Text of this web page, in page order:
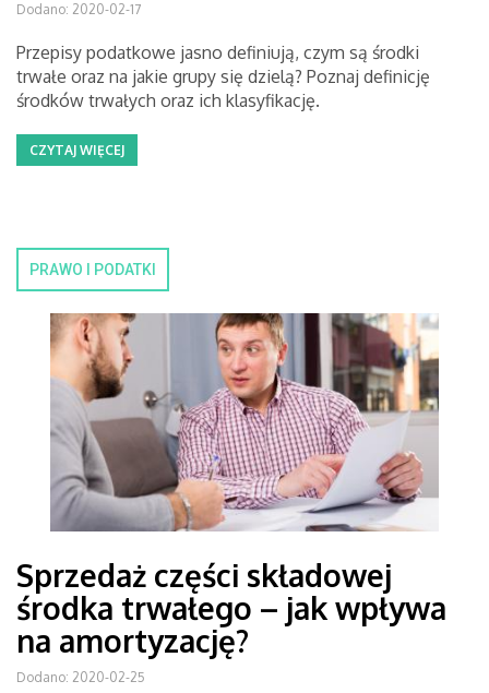
Dodano: 2020-02-17
Przepisy podatkowe jasno definiują, czym są środki
trwałe oraz na jakie grupy się dzielą? Poznaj definicję
środków trwałych oraz ich klasyfikację.
CZYTAJ WIĘCEJ
PRAWO I PODATKI
Sprzedaż części składowej
środka trwałego – jak wpływa
na amortyzację?
Dodano: 2020-02-25